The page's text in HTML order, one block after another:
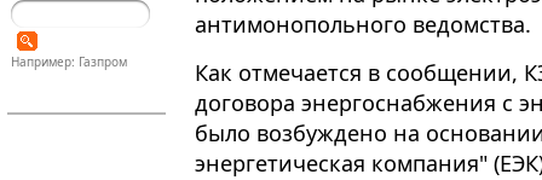
Например: Газпром
антимонопольного ведомства.
Как отмечается в сообщении,
договора энергоснабжения с
было возбуждено на
энергетическая компания"